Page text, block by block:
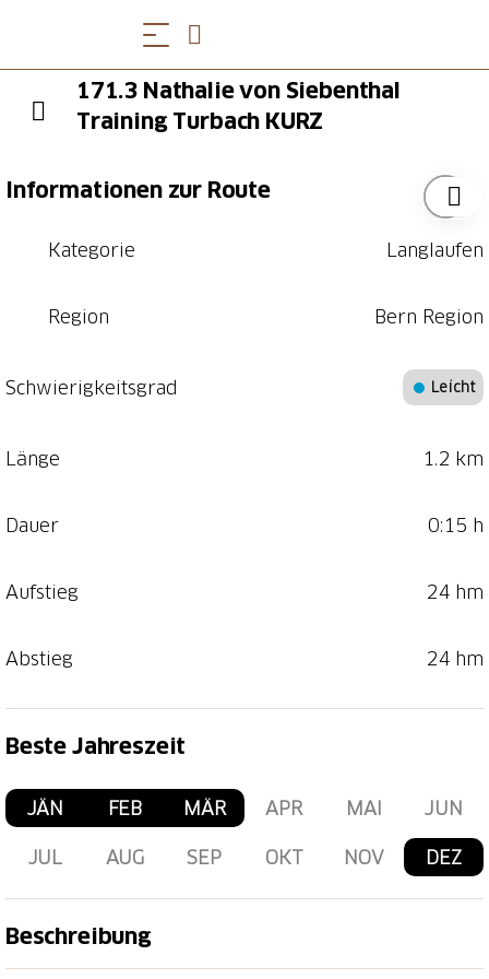
171.3 Nathalie von Siebenthal
Training Turbach KURZ
Informationen zur Route
Kategorie Langlaufen
Region Bern Region
Schwierigkeitsgrad Leicht
Länge 1.2 km
Dauer 0:15 h
Aufstieg 24 hm
Abstieg 24 hm
Beste Jahreszeit
JÄN FEB MÄR APR MAI JUN
JUL AUG SEP OKT NOV DEZ
Beschreibung